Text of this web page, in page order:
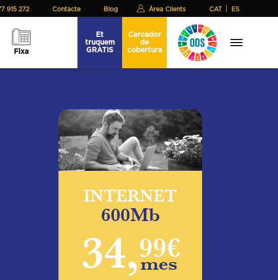
915 272 Contacte Blog Àrea Clients
Fixa
Et
truquem
GRATIS
Cercador
de
cobertura
Menu
INTERNET
600Mb
34,99€
mes